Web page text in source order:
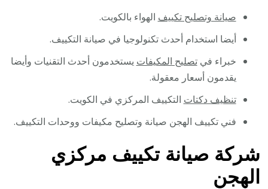
صيانة وتصليح تكييف الهواء بالكويت.
أيضا استخدام أحدث تكنولوجيا في صيانة التكييف.
خبراء فيتصليح المكيفات يستخدمون أحدث التقنيات وأيضا
يقدمون أسعار معقولة.
تنظيف دكتات التكييف المركزي في الكويت.
فني تكييف الهجن صيانة وتصليح مكيفات ووحدات التكييف.
شركة صيانة تكييف مركزي
الهجن